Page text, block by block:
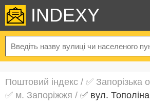
INDEXY
Поштовий індекс / ✅ Запорізька
✅ м. Запоріжжя / ✅ вул. Тополіна